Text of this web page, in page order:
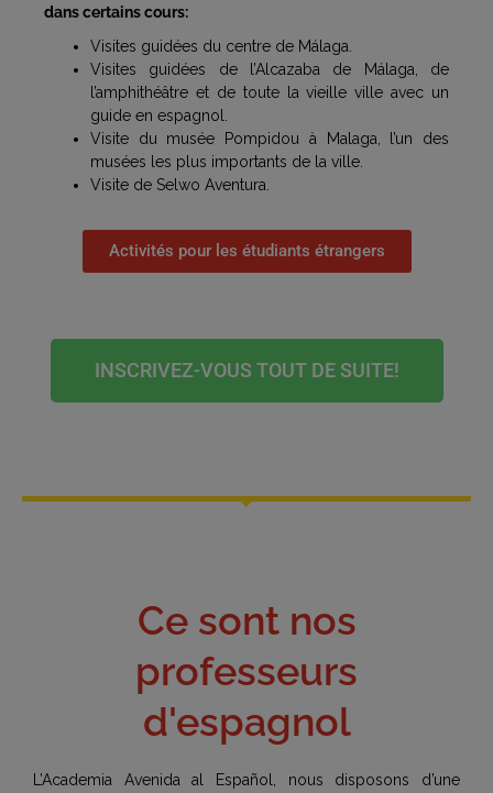
dans certains cours:
Visites guidées du centre de Málaga.
Visites guidées de l’Alcazaba de Málaga, de
l’amphithéâtre et de toute la vieille ville avec un
guide en espagnol.
Visite du musée Pompidou à Malaga, l’un des
musées les plus importants de la ville.
Visite de Selwo Aventura.
Activités pour les étudiants étrangers
INSCRIVEZ-VOUS TOUT DE SUITE!
Ce sont nos
professeurs
d'espagnol
L’Academia Avenida al Español, nous disposons d’une